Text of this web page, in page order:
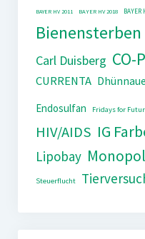
BAYER HV 2011 BAYER HV 2018 BAYER
Bienensterben
Carl Duisberg CO-
CURRENTA Dhünnaue
Endosulfan
Fridays for
HIV/AIDS IG
Lipobay Monopol
Steuerflucht